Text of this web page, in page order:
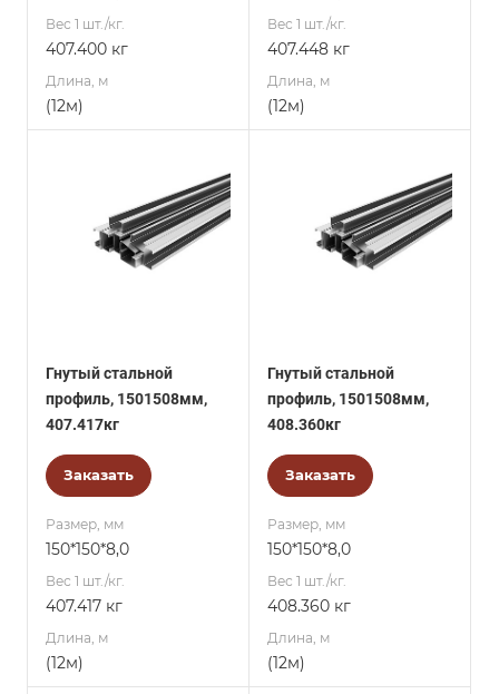
Вес 1 шт./кг.
407.400 кг
Длина, м
(12м)
Вес 1 шт./кг.
407.448 кг
Длина, м
(12м)
Гнутый стальной
профиль, 1501508мм,
407.417кг
Заказать
Размер, мм
150*150*8,0
Вес 1 шт./кг.
407.417 кг
Длина, м
(12м)
Гнутый стальной
профиль, 1501508мм,
408.360кг
Заказать
Размер, мм
150*150*8,0
Вес 1 шт./кг.
408.360 кг
Длина, м
(12м)